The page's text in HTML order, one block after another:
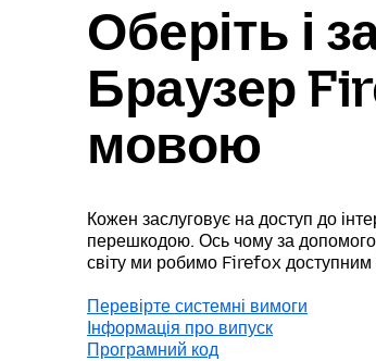
Оберіть і
Браузер
мовою
Кожен заслуговує на доступ до
перешкодою. Ось чому за
світу ми робимо Firefox
Перевірте системні вимоги
Інформація про випуск
Програмний код